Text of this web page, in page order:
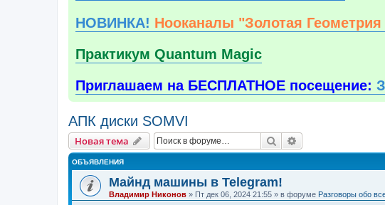
НОВИНКА! Нооканалы "Золотая
Практикум Quantum Magic
Приглашаем на БЕСПЛАТНОЕ посещение:
АПК диски SOMVI
Новая тема Поиск
ОБЪЯВЛЕНИЯ
Майнд машины в Telegram!
Владимир Никонов » Пт дек 06, 2024 21:55 » в форуме Разговоры обо